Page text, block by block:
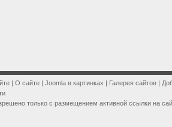
| О сайте | Joomla в картинках | Галерея сайтов |
только с размещением активной ссылки на